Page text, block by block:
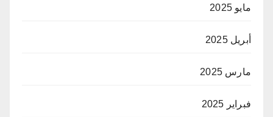
مايو 2025
أبريل 2025
مارس 2025
فبراير 2025